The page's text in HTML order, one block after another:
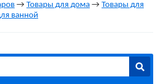
→ Товары для дома → Товары для
ванной